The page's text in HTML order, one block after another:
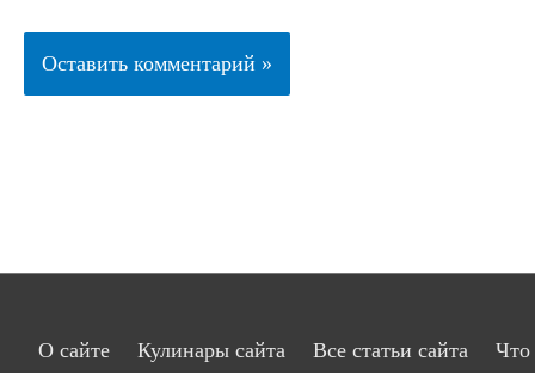
О сайте Кулинары сайта Все статьи сайта Что